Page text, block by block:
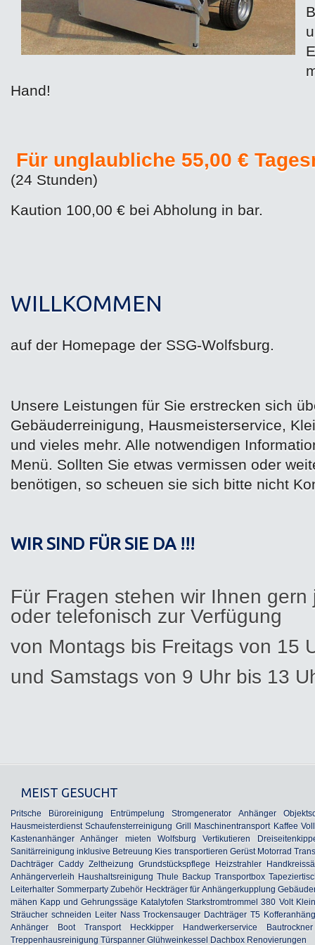
READ MORE...
Hand!
Für unglaubliche 55,00 €
(24 Stunden)
Kaution 100,00 € bei Abholung in bar.
WILLKOMMEN
auf der Homepage der SSG-Wolfsburg.
Unsere Leistungen für Sie erstrecken sich
Gebäuderreinigung, Hausmeisterservice,
und vieles mehr. Alle notwendigen
Menü. Sollten Sie etwas vermissen oder
benötigen, so scheuen sie sich bitte nicht
WIR SIND FÜR SIE DA !!!
Für Fragen stehen wir Ihnen gern
oder telefonisch zur Verfügung
von Montags bis Freitags von 15
und Samstags von 9 Uhr bis 13
MEIST GESUCHT
Pritsche Büroreinigung Entrümpelung Stromgenerator Anhänger
Hausmeisterdienst Schaufensterreinigung Grill Maschinentransport Kaffee
Kastenanhänger Anhänger mieten Wolfsburg Vertikutieren
Sanitärreinigung inklusive Betreuung Kies transportieren Gerüst Motorrad
Dachträger Caddy Zeltheizung Grundstückspflege Heizstrahler
Anhängerverleih Haushaltsreinigung Thule Backup Transportbox
Leiterhalter Sommerparty Zubehör Heckträger für Anhängerkupplung
mähen Kapp und Gehrungssäge Katalytofen Starkstromtrommel 380 Volt
Sträucher schneiden Leiter Nass Trockensauger Dachträger T5
Anhänger
Boot Transport Heckkipper Handwerkerservice
Bautrockner
Treppenhausreinigung Türspanner Glühweinkessel Dachbox Renovierungen